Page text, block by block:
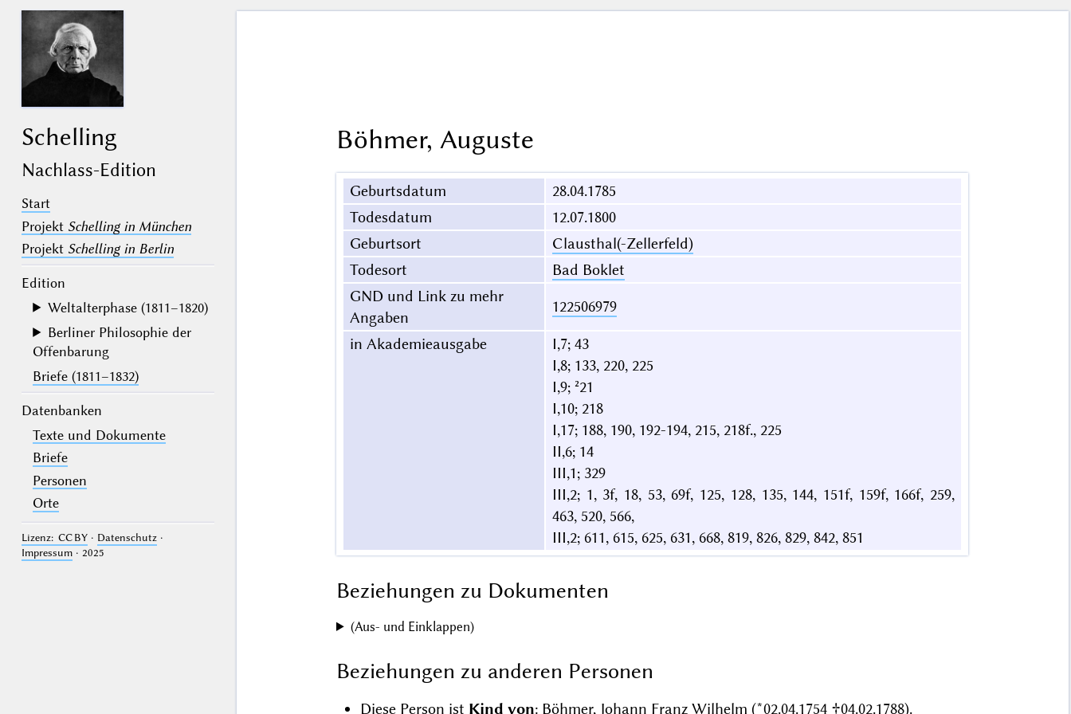
Schelling
Nachlass-Edition
Start
Projekt Schelling in München
Projekt Schelling in Berlin
Edition
Weltalterphase (1811–1820)
Berliner Philosophie der
Offenbarung
Briefe (1811–1832)
Datenbanken
Texte und Dokumente
Briefe
Personen
Orte
Lizenz: CC BY· Datenschutz·
Impressum· 2025
Böhmer, Auguste
Geburtsdatum
28.04.1785
Todesdatum
12.07.1800
Geburtsort
Clausthal(-Zellerfeld)
Todesort
Bad Boklet
GND und Link zu mehr
Angaben
122506979
in Akademieausgabe
I,7; 43
I,8; 133, 220, 225
I,9; ²21
I,10; 218
I,17; 188, 190, 192-194, 215, 218f., 225
II,6; 14
III,1; 329
III,2; 1, 3f, 18, 53, 69f, 125, 128, 135, 144, 151f, 159f, 166f, 259,
463, 520, 566,
III,2; 611, 615, 625, 631, 668, 819, 826, 829, 842, 851
Beziehungen zu Dokumenten
(Aus- und Einklappen)
Beziehungen zu anderen Personen
Diese Person ist Kind von: Böhmer, Johann Franz Wilhelm (*02.04.1754 †04.02.1788).